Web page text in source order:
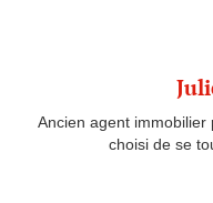
Ancien agent
choisi de se